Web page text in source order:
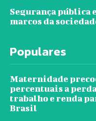
Segurança pública
marcos da
Populares
Maternidade
percentuais a
trabalho e renda
Brasil